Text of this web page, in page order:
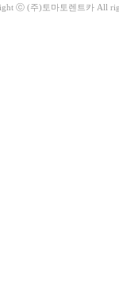
ⓒ (주)토마토렌트카 All